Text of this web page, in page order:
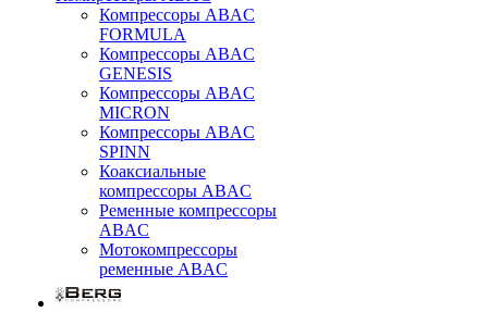
Компрессоры ABAC
FORMULA
Компрессоры ABAC
GENESIS
Компрессоры ABAC
MICRON
Компрессоры ABAC
SPINN
Коаксиальные
компрессоры ABAC
Ременные компрессоры
ABAC
Мотокомпрессоры
ременные ABAC